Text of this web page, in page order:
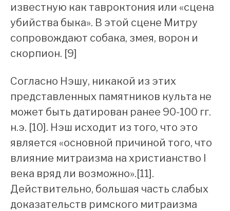
известную как тавроктония или «сцена
убийства быка». В этой сцене Митру
сопровождают собака, змея, ворон и
скорпион. [9]
Согласно Нэшу, никакой из этих
представленных памятников культа не
может быть датирован ранее 90-100 гг.
н.э. [10]. Нэш исходит из того, что это
является «основной причиной того, что
влияние митраизма на христианство I
века вряд ли возможно».[11].
Действительно, большая часть слабых
доказательств римского митраизма